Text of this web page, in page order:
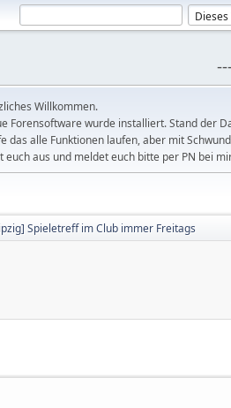
Willkommen.
Forensoftware wurde installiert. Stand der
das alle Funktionen laufen, aber mit
euch aus und meldet euch bitte per PN bei
Spieletreff im Club immer Freitags